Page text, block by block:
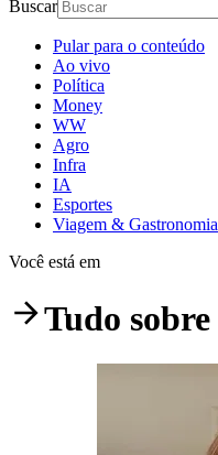
Buscar
Pular para o conteúdo
Ao vivo
Política
Money
WW
Agro
Infra
IA
Esportes
Viagem & Gastronomia
Você está em
Tudo sobre